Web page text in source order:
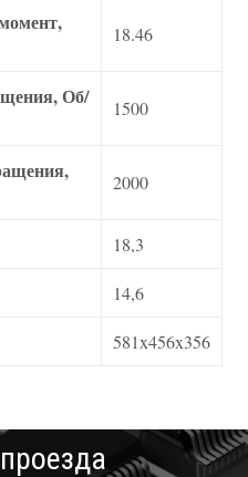
18.46
Об/
1500
2000
18,3
14,6
581x456x356